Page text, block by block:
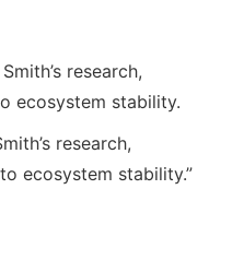
research,
ecosystem stability.
research,
ecosystem stability.”